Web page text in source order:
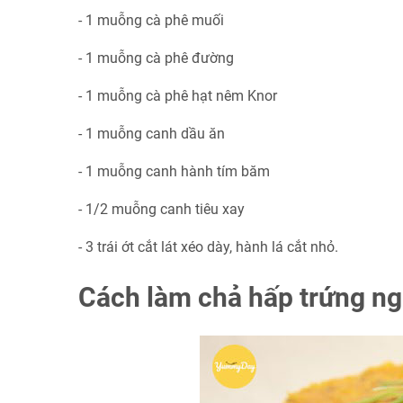
- 1 muỗng cà phê muối
- 1 muỗng cà phê đường
- 1 muỗng cà phê hạt nêm Knor
- 1 muỗng canh dầu ăn
- 1 muỗng canh hành tím băm
- 1/2 muỗng canh tiêu xay
- 3 trái ớt cắt lát xéo dày, hành lá cắt nhỏ.
Cách làm chả hấp trứng